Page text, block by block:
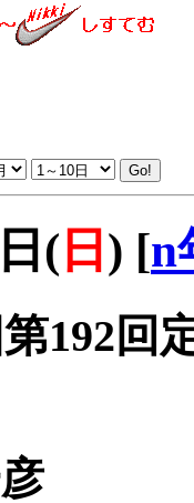
( 日 ) [n
192回